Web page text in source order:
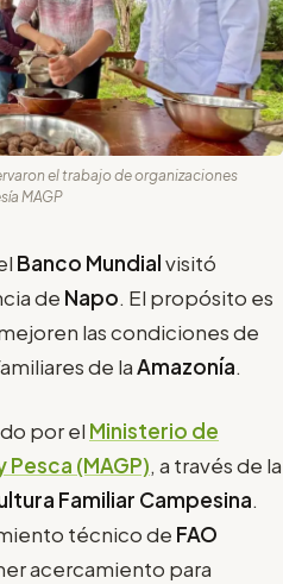
el trabajo de organizaciones
MAGP
Banco Mundialvisitó
de Napo. El propósito es
las condiciones de
de laAmazonía.
por el Ministerio de
(MAGP), a través de la
Familiar Campesina.
técnico de FAO
acercamiento para